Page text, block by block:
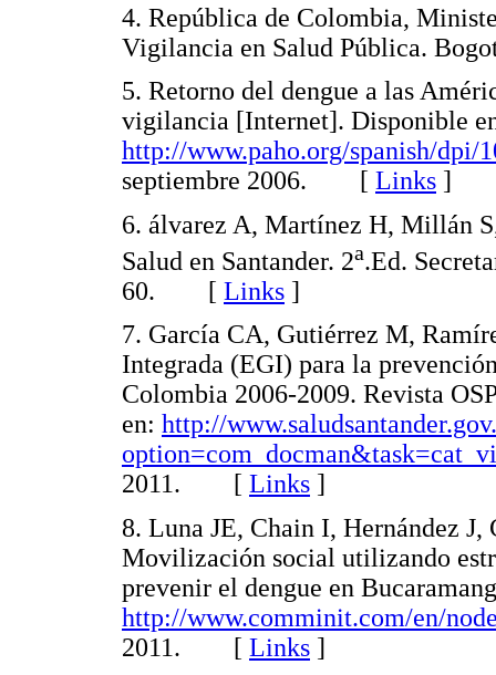
4. República de Colombia,
Vigilancia en Salud Pública.
5. Retorno del dengue a las
vigilancia [Internet]. Disponible
http://www.paho.org/spanish/dpi/
septiembre 2006. [ Links ]
6. álvarez A, Martínez H, Millán
Salud en Santander. 2a.Ed.
60. [ Links ]
7. García CA, Gutiérrez M,
Integrada (EGI) para la
Colombia 2006-2009. Revista
en: http://
2011. [ Links ]
8. Luna JE, Chain I, Hernández
Movilización social utilizando
prevenir el dengue en
http://www.comminit.com/en/
2011. [ Links ]